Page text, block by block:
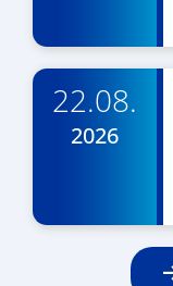
22.08.
2026